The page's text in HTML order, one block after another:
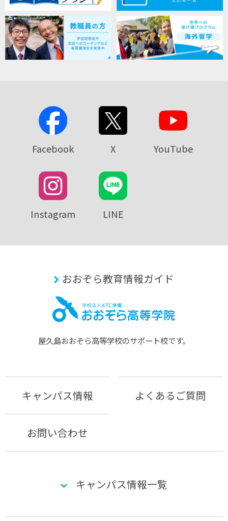
Facebook X YouTube
Instagram LINE
おおぞら教育情報ガイド
屋久島おおぞら⾼等学校のサポート校です。
キャンパス情報 よくあるご質問
お問い合わせ
キャンパス情報一覧